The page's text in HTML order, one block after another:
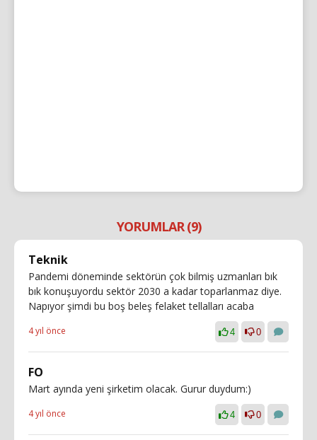
YORUMLAR (9)
Teknik
Pandemi döneminde sektörün çok bilmiş uzmanları bık
bık konuşuyordu sektör 2030 a kadar toparlanmaz diye.
Napıyor şimdi bu boş beleş felaket tellalları acaba
4 yıl önce 4 0
FO
Mart ayında yeni şirketim olacak. Gurur duydum:)
4 yıl önce 4 0